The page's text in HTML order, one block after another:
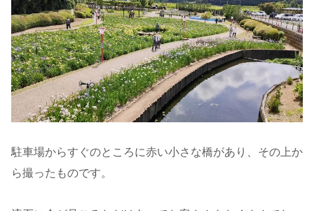
駐車場からすぐのところに赤い小さな橋があり、その上か
ら撮ったものです。